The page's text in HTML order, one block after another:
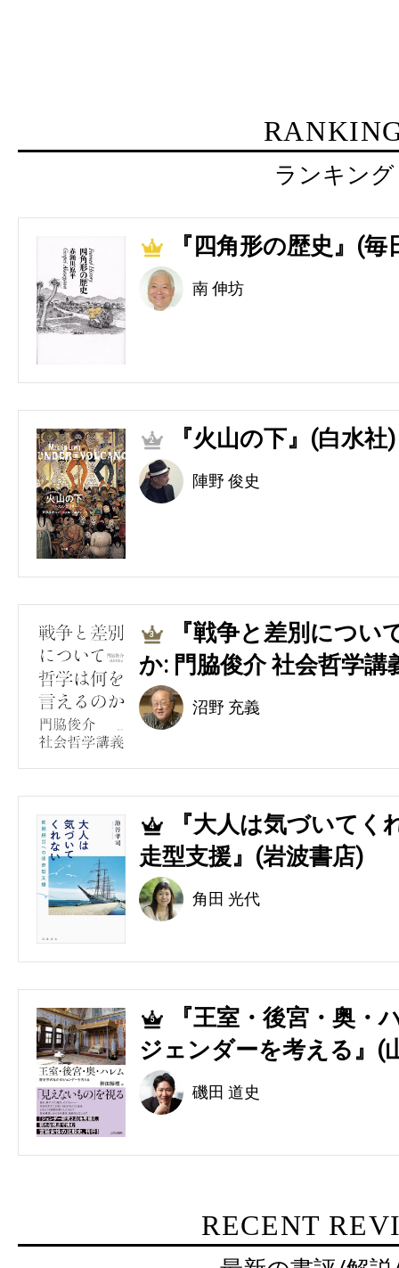
ランキング
1 『四角形の歴史』(毎
南 伸坊
2 『火山の下』(白水社)
陣野 俊史
3
『戦争と差別につ
か: 門脇俊介 社会哲学講
沼野 充義
4
『大人は気づいてく
走型支援』(岩波書店)
角田 光代
5
『王室・後宮・奥・
ジェンダーを考える』(
磯田 道史
RECENT